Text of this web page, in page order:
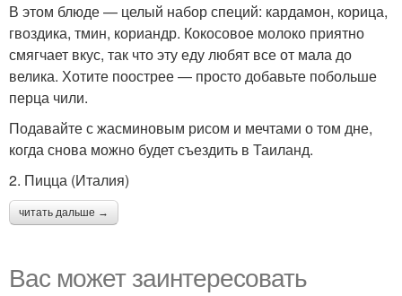
В этом блюде — целый набор специй: кардамон, корица,
гвоздика, тмин, кориандр. Кокосовое молоко приятно
смягчает вкус, так что эту еду любят все от мала до
велика. Хотите поострее — просто добавьте побольше
перца чили.
Подавайте с жасминовым рисом и мечтами о том дне,
когда снова можно будет съездить в Таиланд.
2. Пицца (Италия)
читать дальше →
Вас может заинтересовать